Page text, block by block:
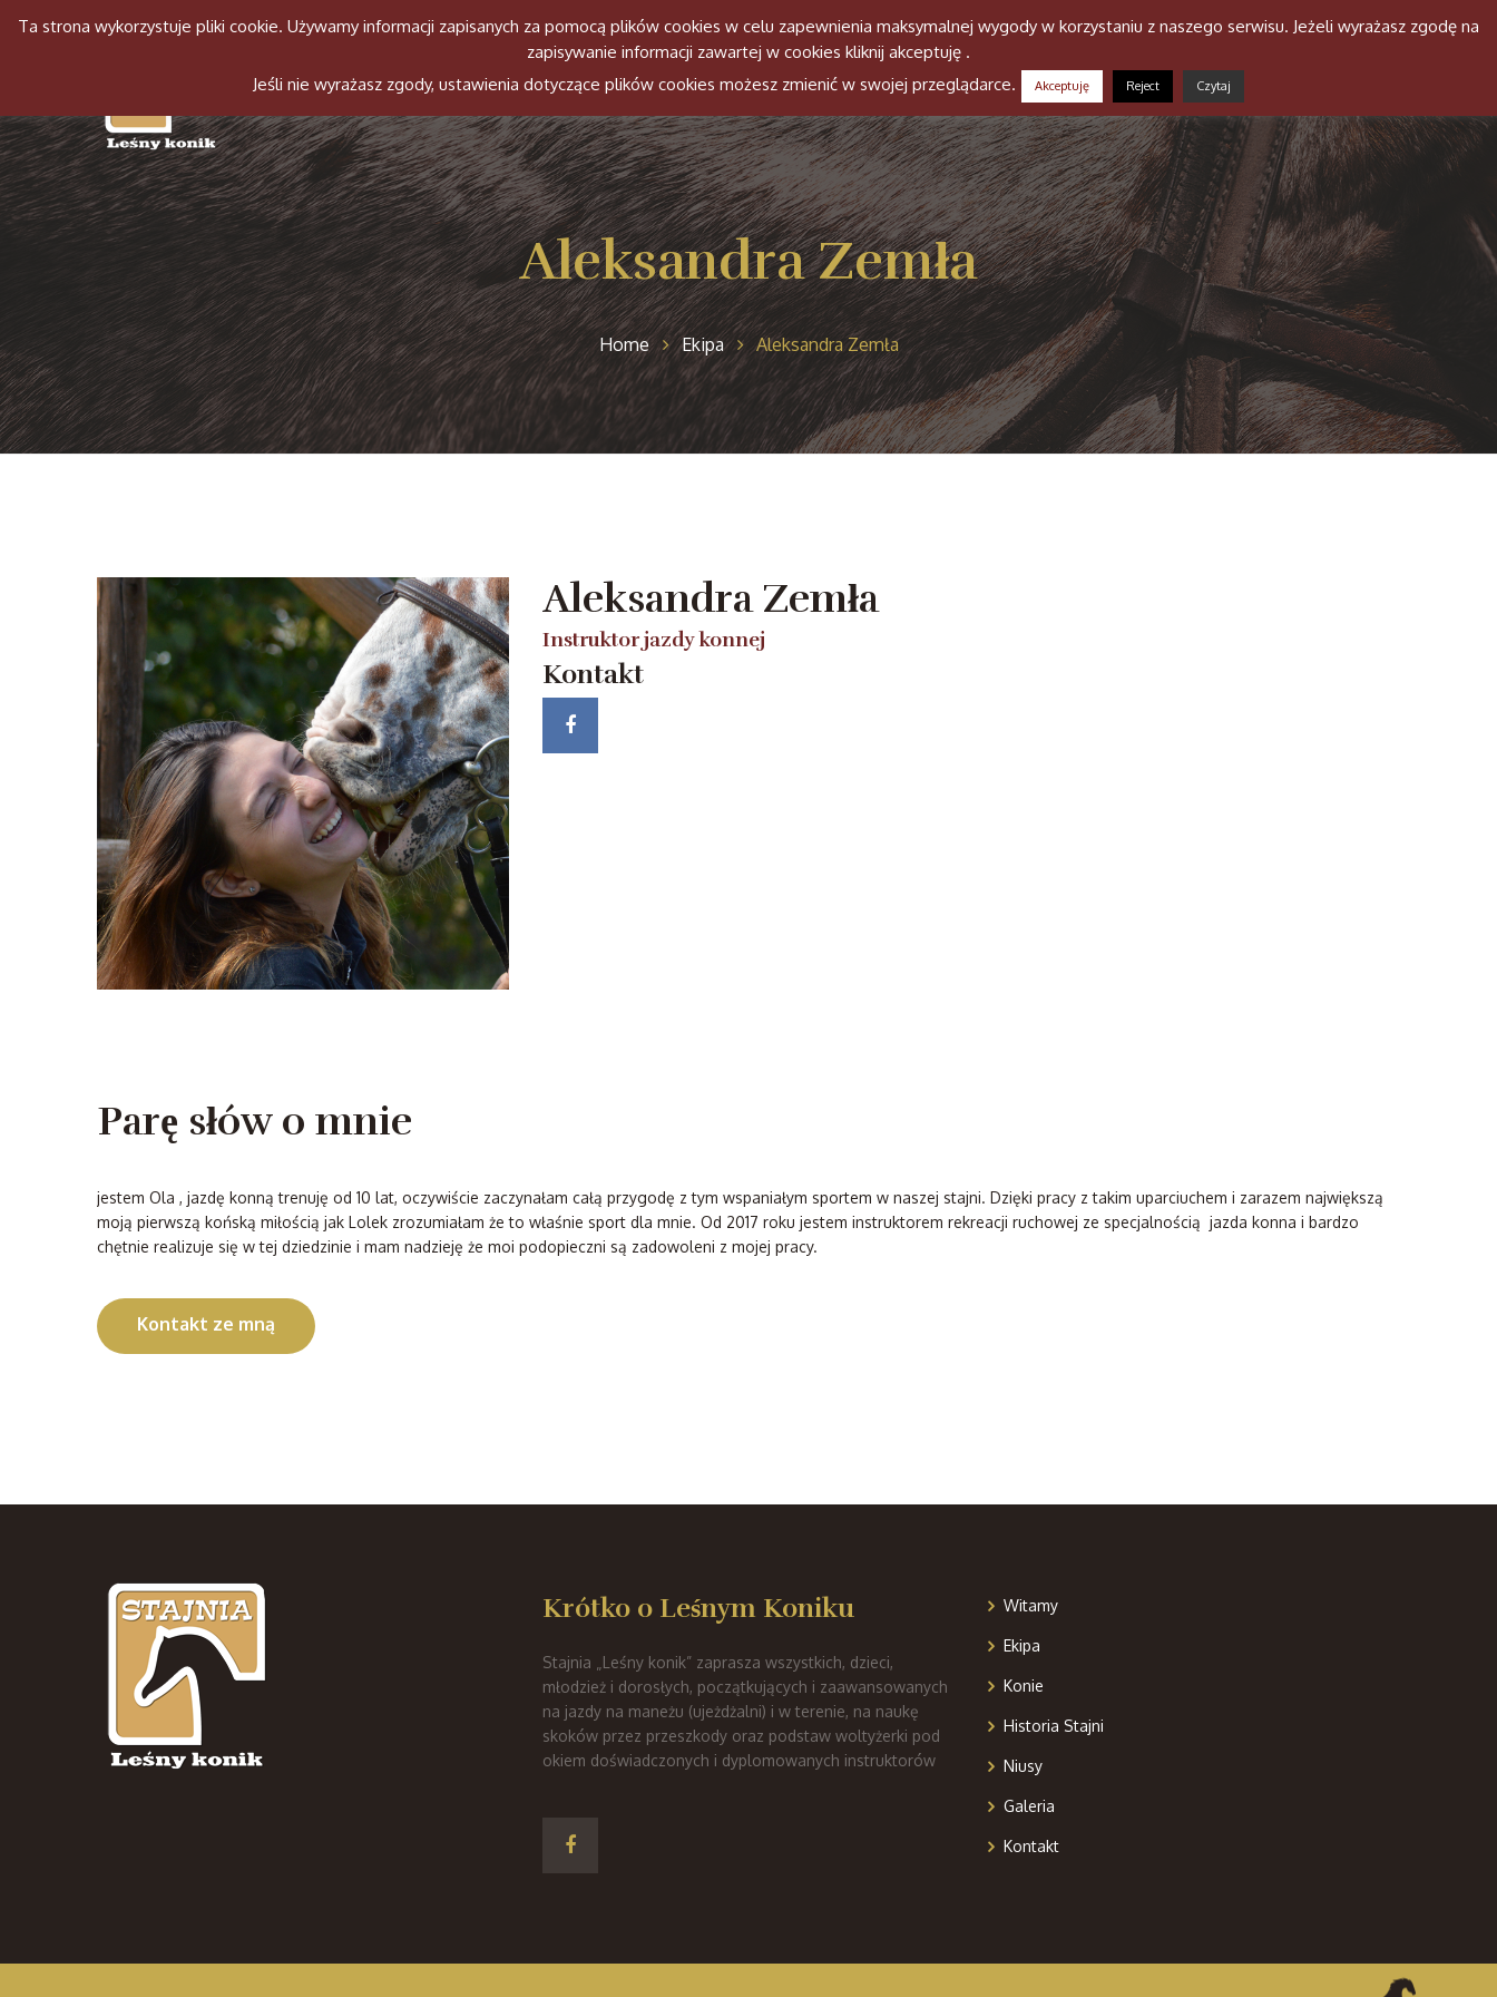
Witamy Ekipa Konie Historia stajni Niusy Galeria
Aleksandra Zemła
Home Ekipa Aleksandra Zemła
Aleksandra Zemła
Instruktor jazdy konnej
Kontakt
Parę słów o mnie
jestem Ola , jazdę konną trenuję od 10 lat, oczywiście zaczynałam całą przygodę z tym wspaniałym sportem w naszej stajni. Dzięki pracy z takim uparciuchem i zarazem największą
moją pierwszą końską miłością jak Lolek zrozumiałam że to właśnie sport dla mnie. Od 2017 roku jestem instruktorem rekreacji ruchowej ze specjalnością jazda konna i bardzo
chętnie realizuje się w tej dziedzinie i mam nadzieję że moi podopieczni są zadowoleni z mojej pracy.
Kontakt ze mną
Krótko o Leśnym Koniku
Stajnia „Leśny konik” zaprasza wszystkich, dzieci,
młodzież i dorosłych, początkujących i zaawansowanych
na jazdy na maneżu (ujeżdżalni) i w terenie, na naukę
skoków przez przeszkody oraz podstaw woltyżerki pod
okiem doświadczonych i dyplomowanych instruktorów
Witamy
Ekipa
Konie
Historia Stajni
Niusy
Galeria
Kontakt
Ta strona wykorzystuje pliki cookie. Używamy informacji zapisanych za pomocą plików cookies w celu zapewnienia maksymalnej wygody w korzystaniu z naszego serwisu. Jeżeli wyrażasz zgodę na
zapisywanie informacji zawartej w cookies kliknij akceptuję .
Jeśli nie wyrażasz zgody, ustawienia dotyczące plików cookies możesz zmienić w swojej przeglądarce.
Akceptuję Reject Czytaj